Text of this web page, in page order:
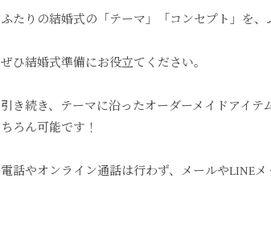
ふたりの結婚式の「テーマ」「コンセプト」を
ぜひ結婚式準備にお役立てください。
引き続き、テーマに沿ったオーダーメイドアイ
ちろん可能です！
電話やオンライン通話は行わず、メールやLINE